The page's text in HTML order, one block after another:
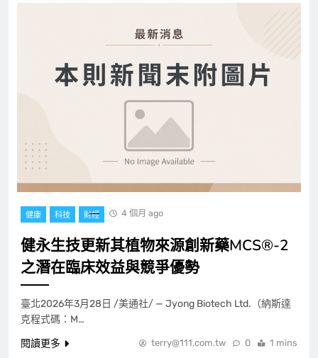
健康 科技 財經 4 個月 ago
健永生技更新其植物來源創新藥MCS®-2
之潛在臨床效益與競爭優勢
臺北2026年3月28日 /美通社/ — Jyong Biotech Ltd.（納斯達
克程式碼：M…
閱讀更多
terry@111.com.tw 0 1 mins